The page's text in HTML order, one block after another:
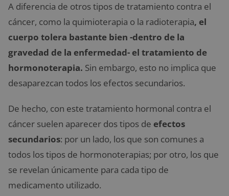
A diferencia de otros tipos de tratamiento contra el
cáncer, como la quimioterapia o la radioterapia, el
cuerpo tolera bastante bien -dentro de la
gravedad de la enfermedad- el tratamiento de
hormonoterapia. Sin embargo, esto no implica que
desaparezcan todos los efectos secundarios.
De hecho, con este tratamiento hormonal contra el
cáncer suelen aparecer dos tipos de efectos
secundarios: por un lado, los que son comunes a
todos los tipos de hormonoterapias; por otro, los que
se revelan únicamente para cada tipo de
medicamento utilizado.